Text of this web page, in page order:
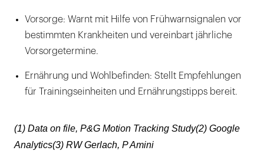
Vorsorge: Warnt mit Hilfe von Frühwarnsignalen vor
bestimmten Krankheiten und vereinbart jährliche
Vorsorgetermine.
Ernährung und Wohlbefinden: Stellt Empfehlungen
für Trainingseinheiten und Ernährungstipps bereit.
(1) Data on file, P&G Motion Tracking Study(2) Google
Analytics(3) RW Gerlach, P Amini